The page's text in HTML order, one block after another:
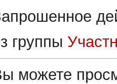
группы
можете